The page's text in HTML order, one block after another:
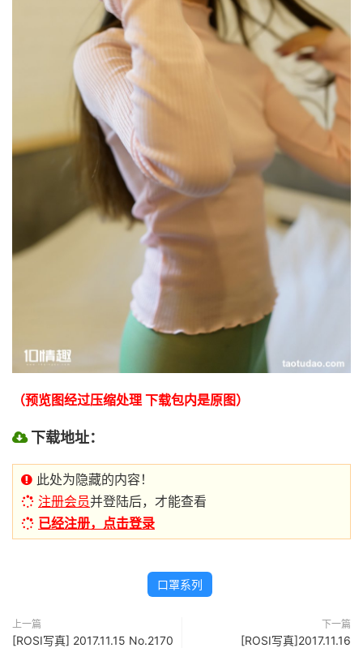
（预览图经过压缩处理 下载包内是原图）
下载地址：
此处为隐藏的内容！
注册会员并登陆后，才能查看
已经注册，点击登录
口罩系列
上一篇
[ROSI写真] 2017.11.15 No.2170
下一篇
[ROSI写真]2017.11.16